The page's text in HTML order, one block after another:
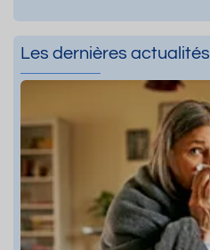
Les dernières actualités